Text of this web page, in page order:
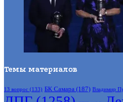
Темы материалов
13 вопрос (133) БК Самара (187) Владимир